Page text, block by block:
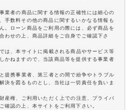
業者の商品に関する情報の正確性には細心の
手数料その他の商品に関するいかなる情報も
。ローン商品をご利用の際には、必ず商品を
わせの上、商品詳細をご自身でご確認下さ
は、本サイトに掲載される商品やサービス等
かねますので、当該商品等を提供する事業者
提携事業者、第三者との間で紛争やトラブル
決を図るものとし、当社は一切責任を負いま
産権、ご利用いただく上での注意、プライバ
確認の上、本サイトをご利用下さい。